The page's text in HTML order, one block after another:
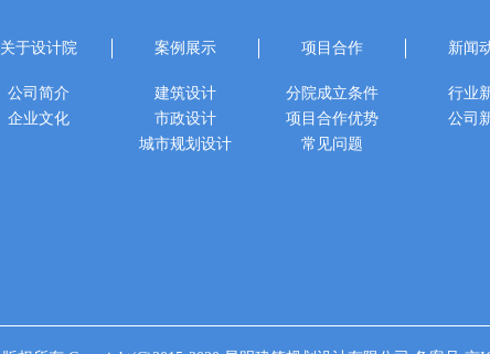
关于设计院
公司简介
企业文化
案例展示
建筑设计
市政设计
城市规划设计
项目合作
分院成立条件
项目合作优势
常见问题
新闻
行业
公司